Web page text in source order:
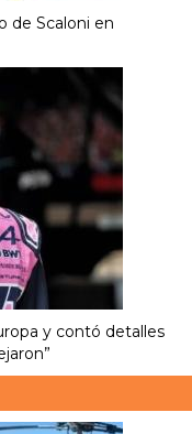
de Scaloni en
y contó detalles